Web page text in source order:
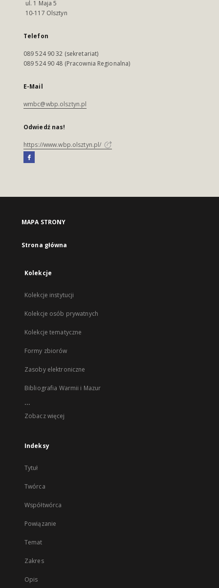
ul. 1 Maja 5
10-117 Olsztyn
Telefon
089 524 90 32 (sekretariat)
089 524 90 48 (Pracownia Regionalna)
E-Mail
wmbc@wbp.olsztyn.pl
Odwiedź nas!
https://www.wbp.olsztyn.pl/
MAPA STRONY
Strona główna
Kolekcje
Kolekcje instytucji
Kolekcje osób prywatnych
Kolekcje tematyczne
Formy zbiorów
Zasoby elektroniczne
Bibliografia Warmii i Mazur
...
Zobacz więcej
Indeksy
Tytuł
Twórca
Współtwórca
Powiązanie
Temat
Zakres
Opis